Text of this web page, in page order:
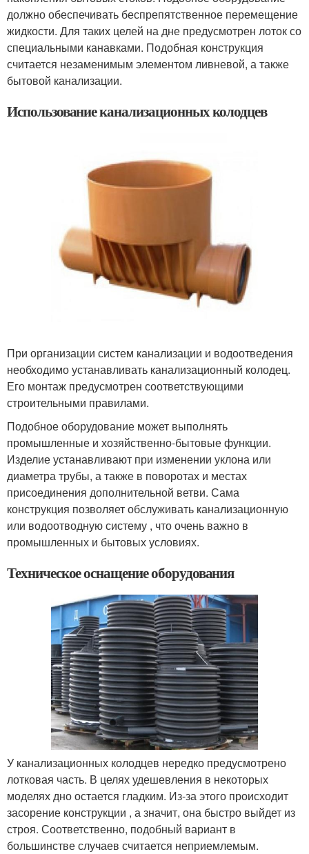
должно обеспечивать беспрепятственное перемещение
жидкости. Для таких целей на дне предусмотрен лоток со
специальными канавками. Подобная конструкция
считается незаменимым элементом ливневой, а также
бытовой канализации.
Использование канализационных колодцев
При организации систем канализации и водоотведения
необходимо устанавливать канализационный колодец.
Его монтаж предусмотрен соответствующими
строительными правилами.
Подобное оборудование может выполнять
промышленные и хозяйственно-бытовые функции.
Изделие устанавливают при изменении уклона или
диаметра трубы, а также в поворотах и местах
присоединения дополнительной ветви. Сама
конструкция позволяет обслуживать канализационную
или водоотводную систему , что очень важно в
промышленных и бытовых условиях.
Техническое оснащение оборудования
У канализационных колодцев нередко предусмотрено
лотковая часть. В целях удешевления в некоторых
моделях дно остается гладким. Из-за этого происходит
засорение конструкции , а значит, она быстро выйдет из
строя. Соответственно, подобный вариант в
большинстве случаев считается неприемлемым.